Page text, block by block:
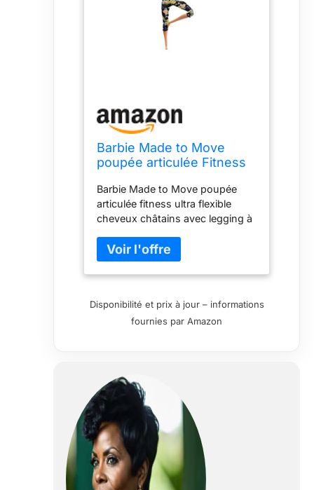
Barbie Made to Move
poupée articulée Fitness
Legging à Fleurs Jaunes
et 22 Points
d'articulations, Jouet pour
Enfant, FTG82 Multicolore
Barbie Made to Move poupée
articulée fitness ultra flexible
cheveux châtains avec legging à
d'articulations, jouet pour enfant,
FTG82
Disponibilité et prix à jour – informations
fournies par Amazon